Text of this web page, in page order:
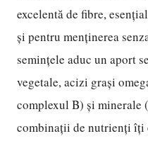
excelentă de fibre,
și pentru menținerea
semințele aduc un aport
vegetale, acizi grași
complexul B) și minerale
combinații de nutrienți îți